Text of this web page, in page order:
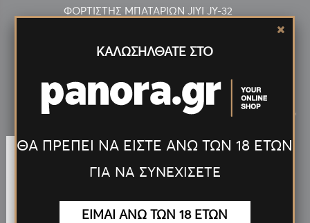
ΦΟΡΤΙΣΤΗΣ ΜΠΑΤΑΡΙΩΝ JIYI JY-32
ΝέαΠροϊόντα >
ΚΑΛΩΣΗΛΘΑΤΕ ΣΤΟ
ΘΑ ΠΡΕΠΕΙ ΝΑ ΕΙΣΤΕ ΑΝΩ ΤΩΝ 18 ΕΤΩΝ
ΓΙΑ ΝΑ ΣΥΝΕΧΙΣΕΤΕ
ΕΙΜΑΙ ΑΝΩ ΤΩΝ 18 ΕΤΩΝ